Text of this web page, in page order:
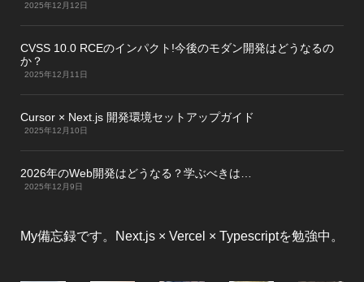
2025年12月12日
CVSS 10.0 RCEのインパクト!今後のモダン開発はどうなるの
か？
2025年12月11日
Cursor × Next.js 開発環境セットアップガイド
2025年12月10日
2026年のWeb開発はどうなる？学ぶべきは…
2025年12月9日
My備忘録です。Next.js × Vercel × Typescriptを勉強中。